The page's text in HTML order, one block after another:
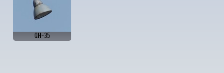
QH-35